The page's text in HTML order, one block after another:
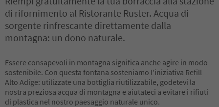
di rifornimento al Ristorante Ruster. Acqua di
sorgente rinfrescante direttamente dalla
montagna: un dono naturale.
Essere consapevoli in montagna significa anche agire in modo
sostenibile. Con questa fontana sosteniamo l'iniziativa Refill
Alto Adige: utilizzate una bottiglia riutilizzabile, godetevi la
nostra preziosa acqua di montagna e aiutateci a evitare i rifiuti
di plastica nel nostro paesaggio naturale unico.